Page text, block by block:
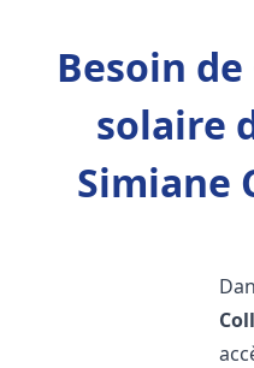
Besoin
solaire
Simiane